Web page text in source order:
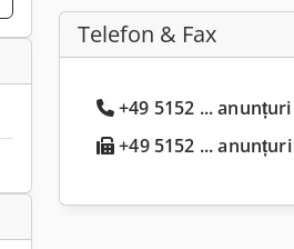
Telefon & Fax
+49 5152 ... anunțuri
+49 5152 ... anunțuri